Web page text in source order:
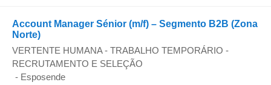
Account Manager Sénior (m/f) – Segmento B2B (Zona
Norte)
VERTENTE HUMANA - TRABALHO TEMPORÁRIO -
RECRUTAMENTO E SELEÇÃO
- Esposende